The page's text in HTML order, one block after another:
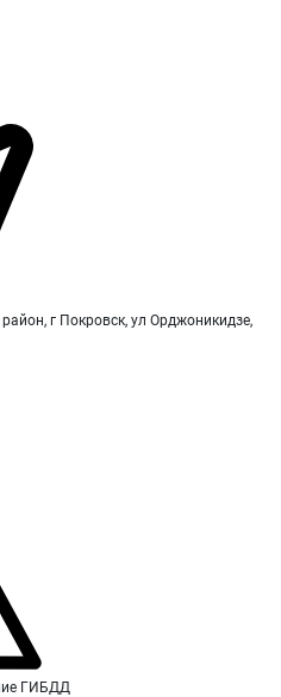
г Покровск, ул Орджоникидзе,
ГИБДД